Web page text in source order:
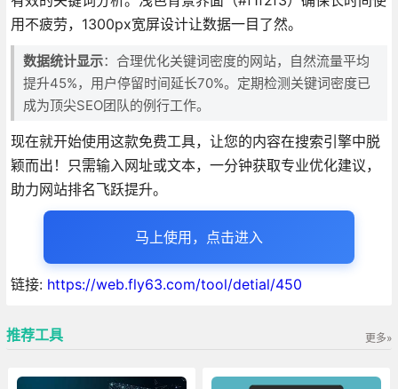
用不疲劳，1300px宽屏设计让数据一目了然。
数据统计显示：合理优化关键词密度的网站，自然流量平均
提升45%，用户停留时间延长70%。定期检测关键词密度已
成为顶尖SEO团队的例行工作。
现在就开始使用这款免费工具，让您的内容在搜索引擎中脱
颖而出！只需输入网址或文本，一分钟获取专业优化建议，
助力网站排名飞跃提升。
马上使用，点击进入
链接: https://web.fly63.com/tool/detial/450
推荐工具 更多»